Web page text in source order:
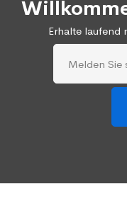
Erhalte laufend